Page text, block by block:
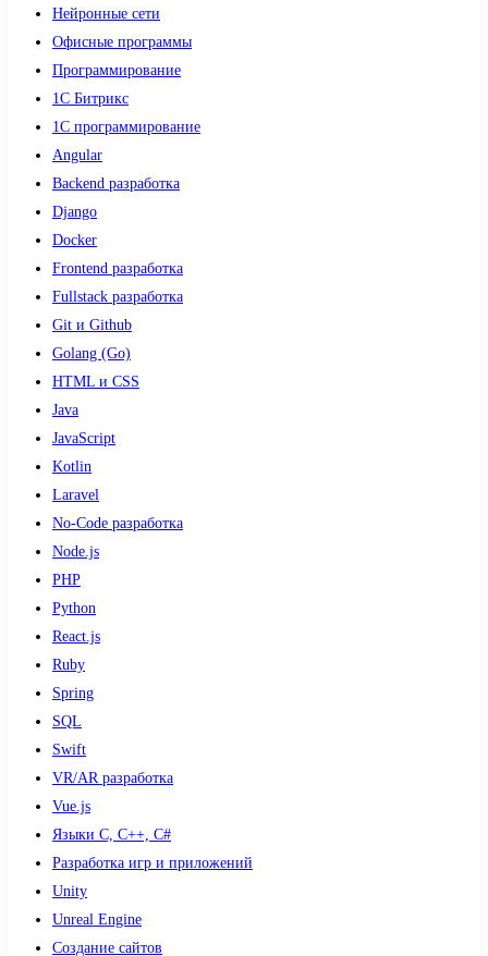
Нейронные сети
Офисные программы
Программирование
1С Битрикс
1С программирование
Angular
Backend разработка
Django
Docker
Frontend разработка
Fullstack разработка
Git и Github
Golang (Go)
HTML и CSS
Java
JavaScript
Kotlin
Laravel
No-Code разработка
Node.js
PHP
Python
React.js
Ruby
Spring
SQL
Swift
VR/AR разработка
Vue.js
Языки С, С++, С#
Разработка игр и приложений
Unity
Unreal Engine
Создание сайтов